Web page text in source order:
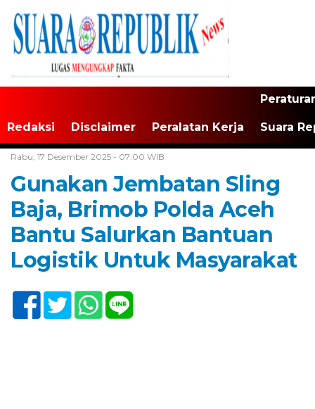
Redaksi Disclaimer Peralatan Kerja Suara
Rabu, 17 Desember 2025 - 07:00 WIB
Gunakan Jembatan Sling
Baja, Brimob Polda Aceh
Bantu Salurkan Bantuan
Logistik Untuk Masyarakat